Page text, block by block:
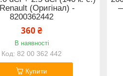
(Оригінал) -
8200362442
360 ₴
В наявності
82 00 362 442
Купити